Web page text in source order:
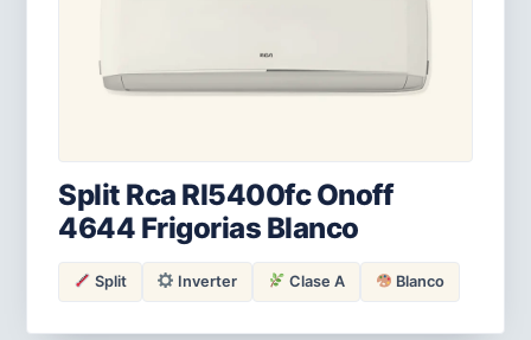
Split Rca Rl5400fc Onoff
4644 Frigorias Blanco
Split Inverter Clase A Blanco